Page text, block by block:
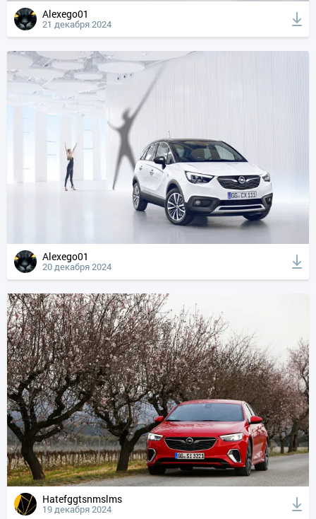
Alexego01
21 декабря 2024
Alexego01
20 декабря 2024
Hatefggtsnmslms
19 декабря 2024